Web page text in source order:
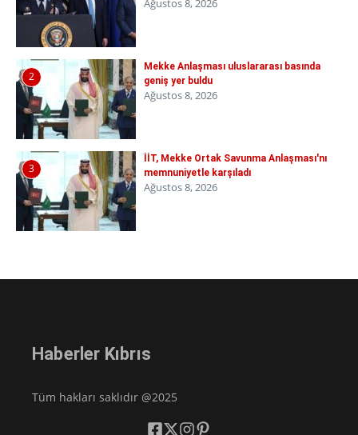
Ağustos 8, 2026
2
Mekke Anlaşması uluslararası basında
geniş yer buldu
Ağustos 8, 2026
3
İİT, Mekke Ortak Savunma Anlaşması'nı
memnuniyetle karşıladı
Ağustos 8, 2026
Haberler Kıbrıs
Tüm hakları saklıdır @2025